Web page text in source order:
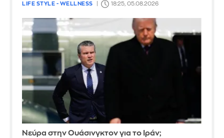
LIFE STYLE - WELLNESS 18:25, 05.08.2026
Νεύρα στην Ουάσινγκτον για το Ιράν;